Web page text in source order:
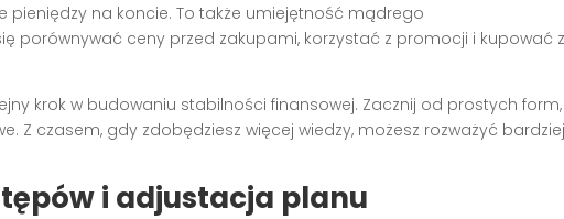
pieniędzy na koncie. To także umiejętność mądrego
porównywać ceny przed zakupami, korzystać z promocji i kupować z
krok w budowaniu stabilności finansowej. Zacznij od prostych form,
Z czasem, gdy zdobędziesz więcej wiedzy, możesz rozważyć bardziej
i adjustacja planu